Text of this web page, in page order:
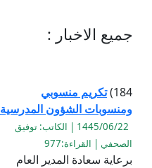
جميع الاخبار :
184) تكريم منسوبي
ومنسوبات الشؤون المدرسية
1445/06/22 | الكاتب: توفيق
الصحفي | القراءة:977
برعاية سعادة المدير العام